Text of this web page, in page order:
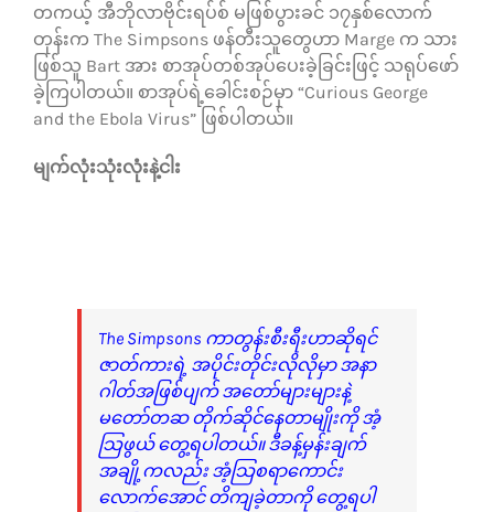
တကယ့် အီဘိုလာဗိုင်းရပ်စ် မဖြစ်ပွားခင် ၁၇နှစ်လောက်
တုန်းက The Simpsons ဖန်တီးသူတွေဟာ Marge က သား
ဖြစ်သူ Bart အား စာအုပ်တစ်အုပ်ပေးခဲ့ခြင်းဖြင့် သရုပ်ဖော်
ခဲ့ကြပါတယ်။ စာအုပ်ရဲ့ခေါင်းစဉ်မှာ “Curious George
and the Ebola Virus” ဖြစ်ပါတယ်။
မျက်လုံးသုံးလုံးနဲ့ငါး
The Simpsons ကာတွန်းစီးရီးဟာဆိုရင်
ဇာတ်ကားရဲ့ အပိုင်းတိုင်းလိုလိုမှာ အနာ
ဂါတ်အဖြစ်ပျက် အတော်များများနဲ့
မတော်တဆ တိုက်ဆိုင်နေတာမျိုးကို အံ့
သြဖွယ် တွေ့ရပါတယ်။ ဒီခန့်မှန်းချက်
အချို့ကလည်း အံ့သြစရာကောင်း
လောက်အောင် တိကျခဲ့တာကို တွေ့ရပါ